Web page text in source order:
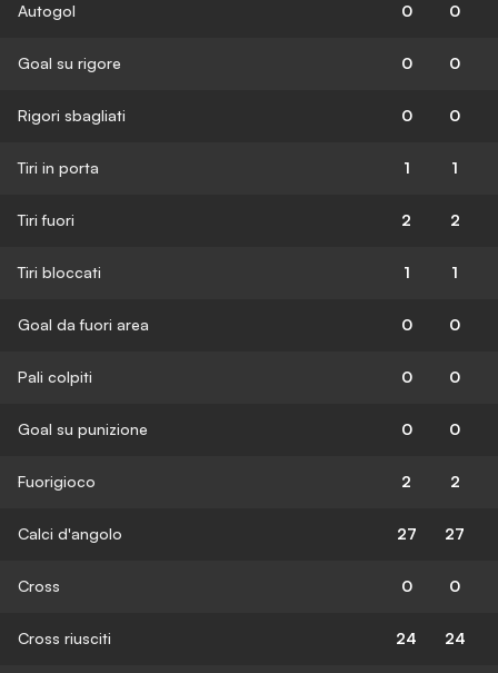
Autogol 0 0
Goal su rigore 0 0
Rigori sbagliati 0 0
Tiri in porta 1 1
Tiri fuori 2 2
Tiri bloccati 1 1
Goal da fuori area 0 0
Pali colpiti 0 0
Goal su punizione 0 0
Fuorigioco 2 2
Calci d'angolo 27 27
Cross 0 0
Cross riusciti 24 24